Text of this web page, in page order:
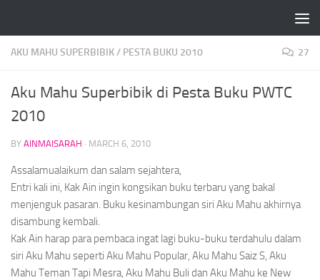
AKU MAHU SUPERBIBIK/ PESTA BUKU 2010 27
Aku Mahu Superbibik di Pesta Buku PWTC
2010
BY AINMAISARAH · MARCH 6, 2010
Assalamualaikum dan salam sejahtera,
Entri kali ini, Kak Ain ingin kongsikan buku terbaru yang bakal
menjenguk pasaran. Buku kesinambungan siri Aku Mahu akhirnya
disambung kembali.
Kak Ain harap para pembaca ingat lagi buku-buku terdahulu dalam
siri Aku Mahu seperti Aku Mahu Popular, Aku Mahu Saiz S, Aku
Mahu Teman Tapi Mesra, Aku Mahu Buli dan Aku Mahu ke New